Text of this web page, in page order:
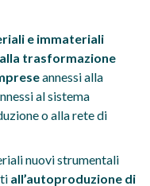
e immateriali
trasformazione
annessi alla
al sistema
o alla rete di
nuovi strumentali
all’autoproduzione di